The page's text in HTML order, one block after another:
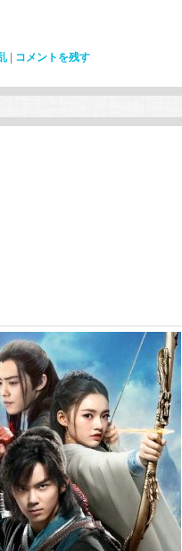
| コメントを残す